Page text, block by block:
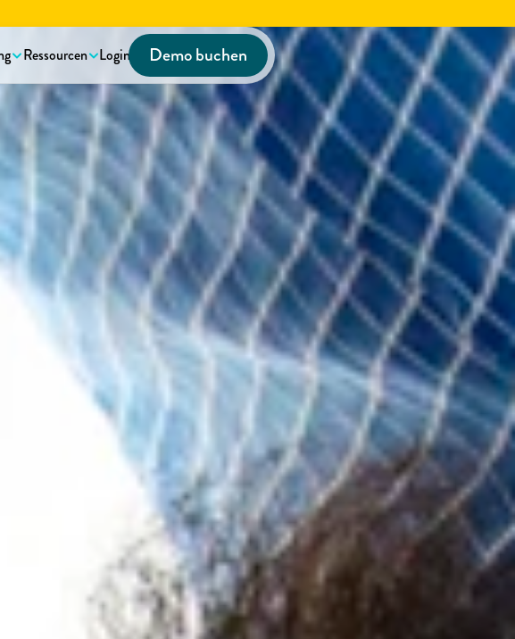
Ressourcen Login Demo buchen